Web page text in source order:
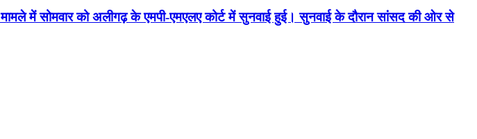
में सोमवार को अलीगढ़ के एमपी-एमएलए कोर्ट में सुनवाई हुई। सुनवाई के दौरान सांसद की ओर से